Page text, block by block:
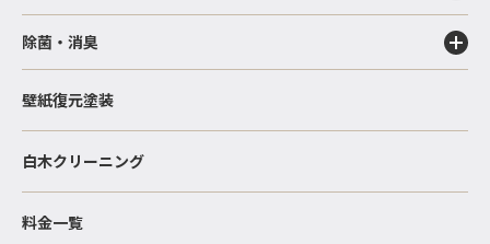
除菌・消臭
壁紙復元塗装
白木クリーニング
料金一覧